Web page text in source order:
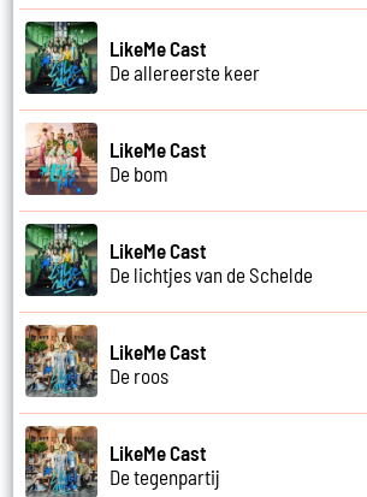
LikeMe Cast
De allereerste keer
LikeMe Cast
De bom
LikeMe Cast
De lichtjes van de Schelde
LikeMe Cast
De roos
LikeMe Cast
De tegenpartij